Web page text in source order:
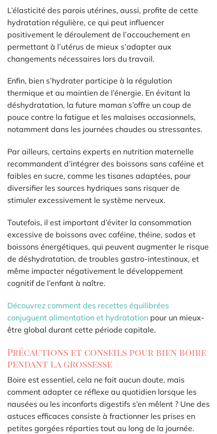
L’élasticité des parois utérines, aussi, profite de cette
hydratation régulière, ce qui peut influencer
positivement le déroulement de l’accouchement en
permettant à l’utérus de mieux s’adapter aux
changements nécessaires lors du travail.
Enfin, bien s’hydrater participe à la régulation
thermique et au maintien de l’énergie. En évitant la
déshydratation, la future maman s’offre un coup de
pouce contre la fatigue et les malaises occasionnels,
notamment dans les journées chaudes ou stressantes.
Par ailleurs, certains experts en nutrition maternelle
recommandent d’intégrer des boissons sans caféine et
faibles en sucre, comme les tisanes adaptées, pour
diversifier les sources hydriques sans risquer de
stimuler excessivement le système nerveux.
Toutefois, il est important d’éviter la consommation
excessive de boissons avec caféine, théine, sodas et
boissons énergétiques, qui peuvent augmenter le risque
de déshydratation, de troubles gastro-intestinaux, et
même impacter négativement le développement
cognitif de l’enfant à naître.
Découvrez comment des recettes équilibrées
conjuguent alimentation et hydratation pour un mieux-
être global durant cette période capitale.
Précautions et conseils pour bien boire
pendant la grossesse
Boire est essentiel, cela ne fait aucun doute, mais
comment adapter ce réflexe au quotidien lorsque les
nausées ou les inconforts digestifs s’en mêlent ? Une des
astuces efficaces consiste à fractionner les prises en
petites gorgées réparties tout au long de la journée.